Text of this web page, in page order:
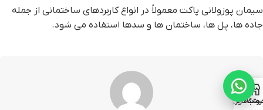
سیمان پوزولانی پاکت معمولاً در انواع کاربردهای ساختمانی از جمله
جاده ها، پل ها، ساختمان ها و سدها استفاده می شود.
کاربری من